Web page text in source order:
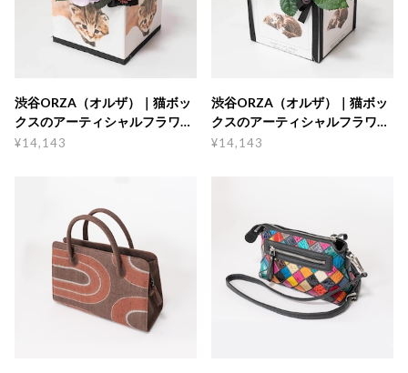
渋谷ORZA（オルザ）｜猫ボッ
クスのアーティシャルフラワー
H（大）
¥14,143
渋谷ORZA（オルザ）｜猫ボッ
クスのアーティシャルフラワー
I（大）
¥14,143